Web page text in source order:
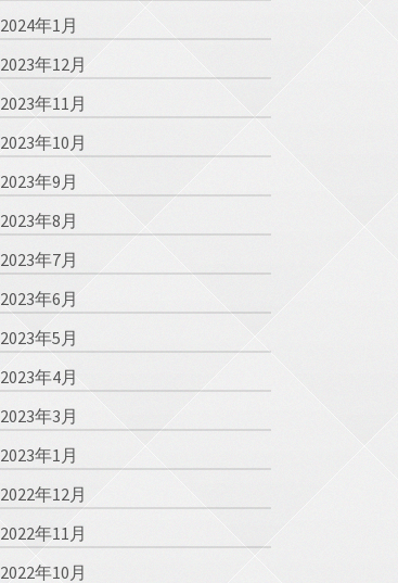
2024年1月
2023年12月
2023年11月
2023年10月
2023年9月
2023年8月
2023年7月
2023年6月
2023年5月
2023年4月
2023年3月
2023年1月
2022年12月
2022年11月
2022年10月